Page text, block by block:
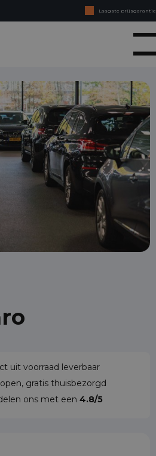
Laagste prijsgarantie
Online kopen, niet goed geld terug
Financial lease - Soepele acceptatie
uit voorraad leverbaar
gratis thuisbezorgd
ons met een 4.8/5